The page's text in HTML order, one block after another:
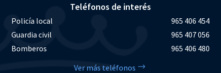
Teléfonos de interés
Policía local
965 406 454
Guardia civil
965 407 056
Bomberos
965 406 480
Ver más teléfonos